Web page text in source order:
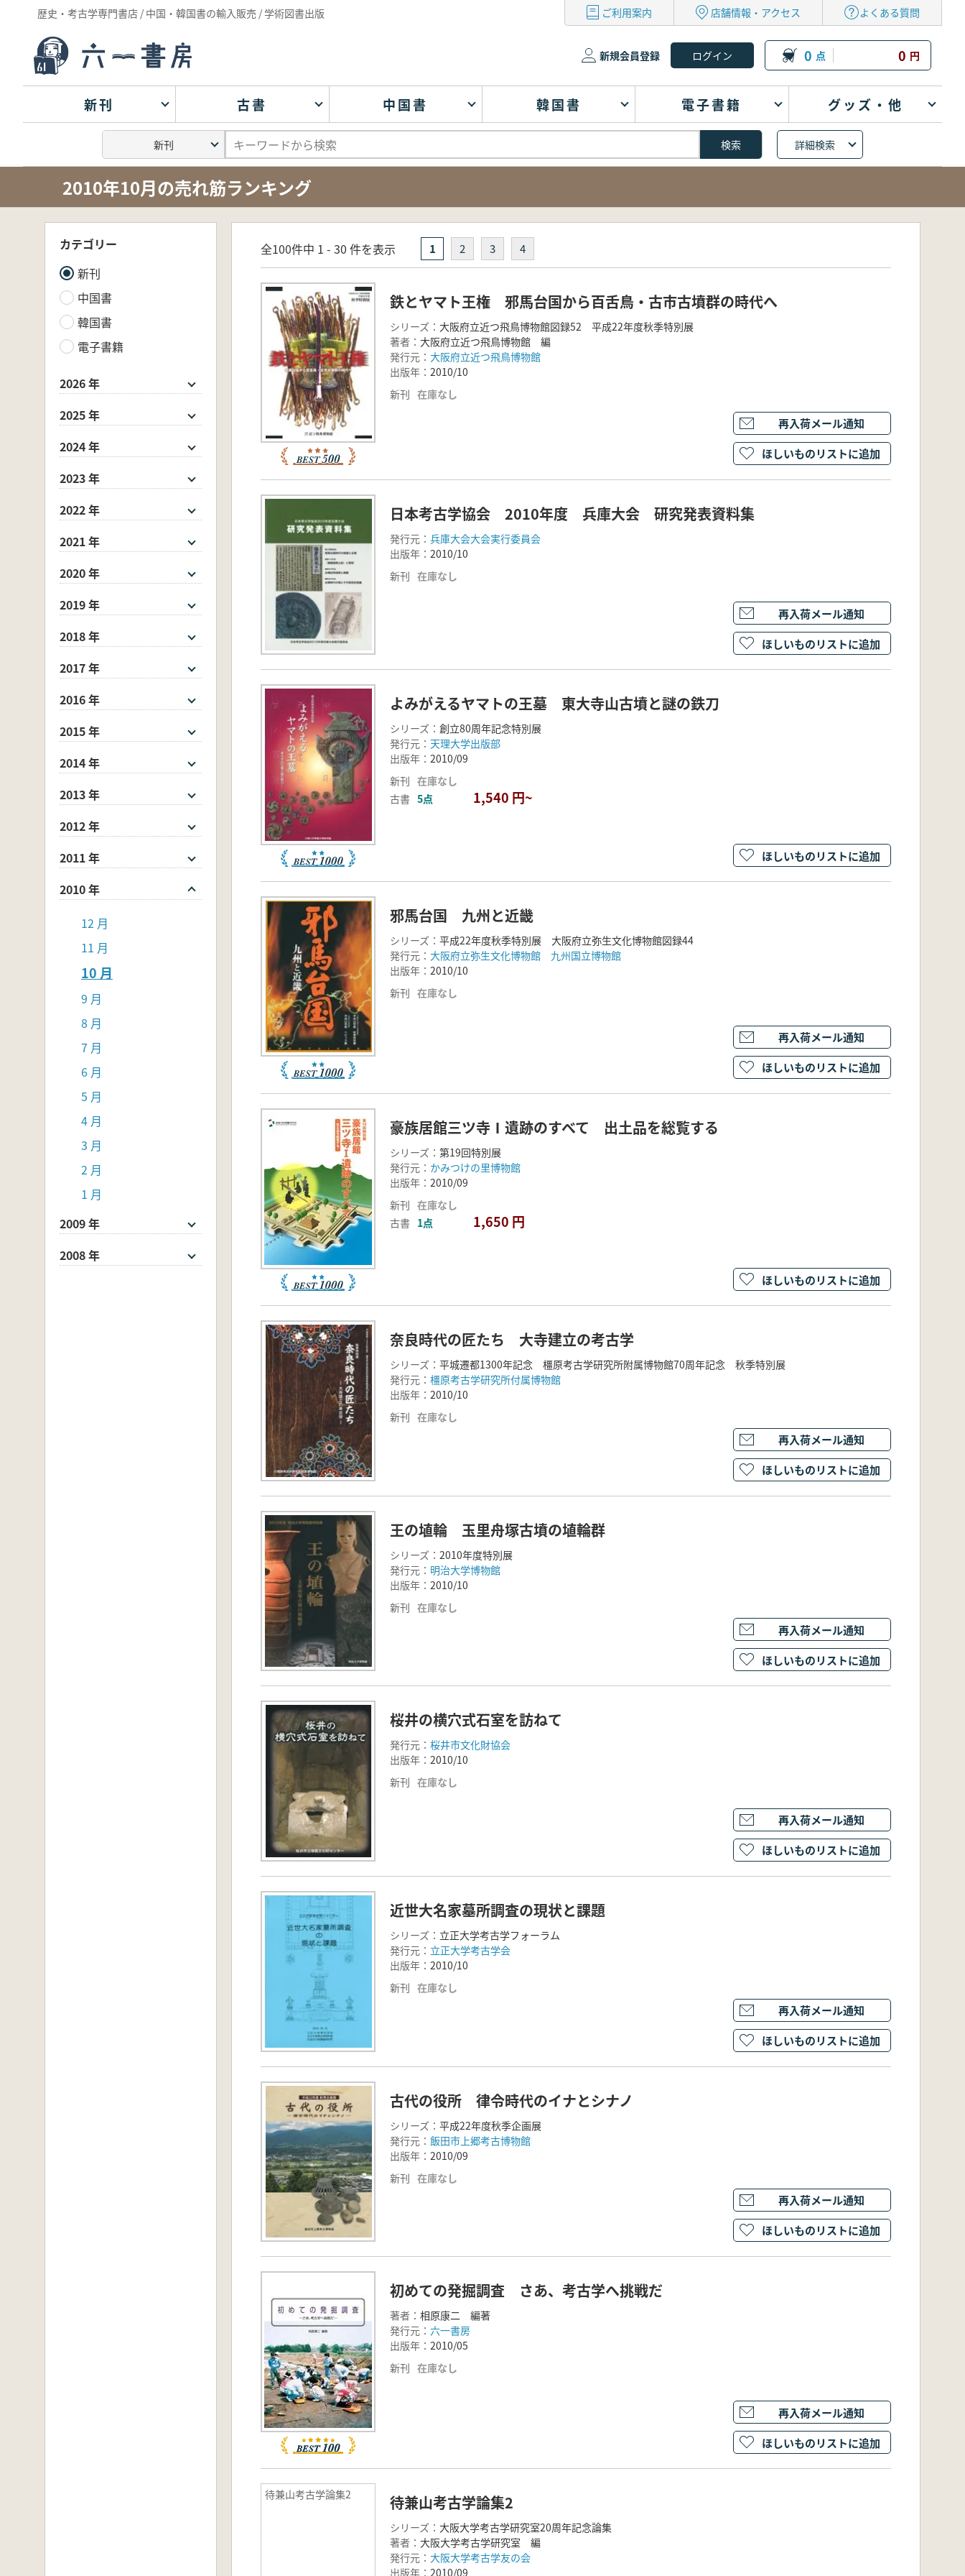
歴史・考古学専門書店 / 中国・韓国書の輸入販売 / 学術図書出版 ご利用案内 店舗情報・アクセス よくある質問
新規会員登録 0 点 0 円
新刊 古書 中国書 韓国書 電子書籍 グッズ・他
詳細検索
2010年10月の売れ筋ランキング
カテゴリー
新刊
中国書
韓国書
電子書籍
2026 年
2025 年
2024 年
2023 年
2022 年
2021 年
2020 年
2019 年
2018 年
2017 年
2016 年
2015 年
2014 年
2013 年
2012 年
2011 年
2010 年
12 月
11 月
10 月
9 月
8 月
7 月
6 月
5 月
4 月
3 月
2 月
1 月
2009 年
2008 年
全100件中 1 - 30 件を表示 1 2 3 4
鉄とヤマト王権 邪馬台国から百舌鳥・古市古墳群の時代へ
シリーズ： 大阪府立近つ飛鳥博物館図録52 平成22年度秋季特別展
著者： 大阪府立近つ飛鳥博物館 編
発行元： 大阪府立近つ飛鳥博物館
出版年： 2010/10
新刊 在庫なし
再入荷メール通知
ほしいものリストに追加
日本考古学協会 2010年度 兵庫大会 研究発表資料集
発行元： 兵庫大会大会実行委員会
出版年： 2010/10
新刊 在庫なし
再入荷メール通知
ほしいものリストに追加
よみがえるヤマトの王墓 東大寺山古墳と謎の鉄刀
シリーズ： 創立80周年記念特別展
発行元： 天理大学出版部
出版年： 2010/09
新刊 在庫なし
古書 5点 1,540 円~
ほしいものリストに追加
邪馬台国 九州と近畿
シリーズ： 平成22年度秋季特別展 大阪府立弥生文化博物館図録44
発行元： 大阪府立弥生文化博物館 九州国立博物館
出版年： 2010/10
新刊 在庫なし
再入荷メール通知
ほしいものリストに追加
豪族居館三ツ寺Ⅰ遺跡のすべて 出土品を総覧する
シリーズ： 第19回特別展
発行元： かみつけの里博物館
出版年： 2010/09
新刊 在庫なし
古書 1点 1,650 円
ほしいものリストに追加
奈良時代の匠たち 大寺建立の考古学
シリーズ： 平城遷都1300年記念 橿原考古学研究所附属博物館70周年記念 秋季特別展
発行元： 橿原考古学研究所付属博物館
出版年： 2010/10
新刊 在庫なし
再入荷メール通知
ほしいものリストに追加
王の埴輪 玉里舟塚古墳の埴輪群
シリーズ： 2010年度特別展
発行元： 明治大学博物館
出版年： 2010/10
新刊 在庫なし
再入荷メール通知
ほしいものリストに追加
桜井の横穴式石室を訪ねて
発行元： 桜井市文化財協会
出版年： 2010/10
新刊 在庫なし
再入荷メール通知
ほしいものリストに追加
近世大名家墓所調査の現状と課題
シリーズ： 立正大学考古学フォーラム
発行元： 立正大学考古学会
出版年： 2010/10
新刊 在庫なし
再入荷メール通知
ほしいものリストに追加
古代の役所 律令時代のイナとシナノ
シリーズ： 平成22年度秋季企画展
発行元： 飯田市上郷考古博物館
出版年： 2010/09
新刊 在庫なし
再入荷メール通知
ほしいものリストに追加
初めての発掘調査 さあ、考古学へ挑戦だ
著者： 相原康二 編著
発行元： 六一書房
出版年： 2010/05
新刊 在庫なし
再入荷メール通知
ほしいものリストに追加
待兼山考古学論集2 待兼山考古学論集2
シリーズ： 大阪大学考古学研究室20周年記念論集
著者： 大阪大学考古学研究室 編
発行元： 大阪大学考古学友の会
出版年： 2010/09